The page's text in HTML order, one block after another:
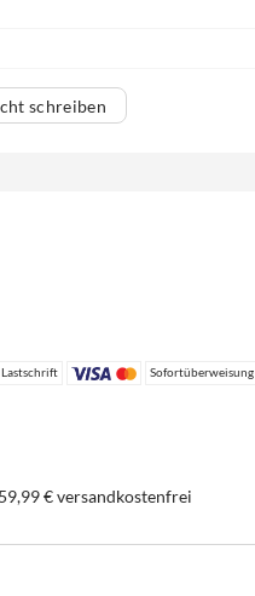
schreiben
Lastschrift Sofortüberweisung
€ versandkostenfrei